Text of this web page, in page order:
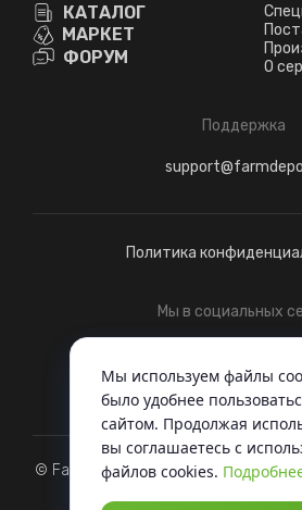
КАТАЛОГ
МАРКЕТ
ФОРУМ
О
Поддержка
Политика
Мы в социальных
© FarmDepo, 2022 - Когда вся
Мы используем файлы
было удобнее
сайтом. Продолжая
вы соглашаетесь c
файлов cookies.